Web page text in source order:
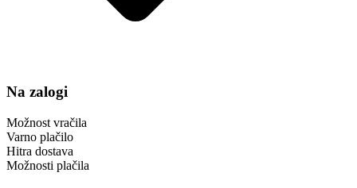
Na zalogi
Možnost vračila
Varno plačilo
Hitra dostava
Možnosti plačila